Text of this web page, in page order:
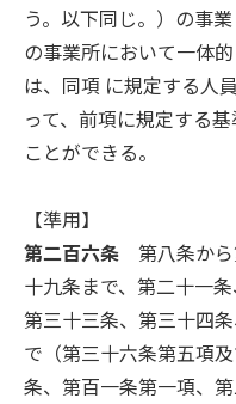
う。以下同じ。）の事
の事業所において一体
は、同項 に規定する人
って、前項に規定する
ことができる。
【準用】
第二百六条 第八条か
十九条まで、第二十一
第三十三条、第三十四
で（第三十六条第五項
条、第百一条第一項、